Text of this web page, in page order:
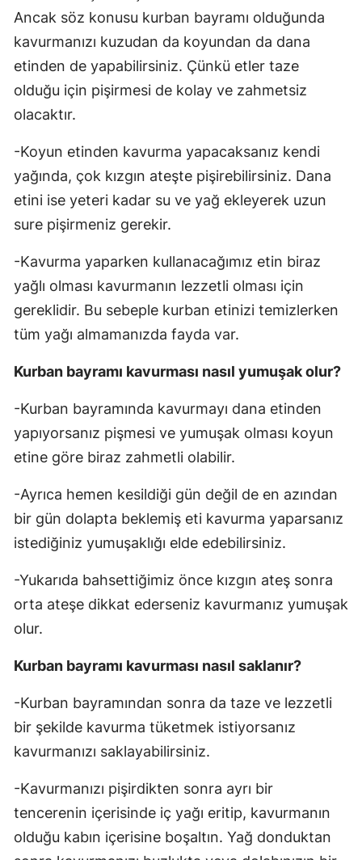
Ancak söz konusu kurban bayramı olduğunda
kavurmanızı kuzudan da koyundan da dana
etinden de yapabilirsiniz. Çünkü etler taze
olduğu için pişirmesi de kolay ve zahmetsiz
olacaktır.
-Koyun etinden kavurma yapacaksanız kendi
yağında, çok kızgın ateşte pişirebilirsiniz. Dana
etini ise yeteri kadar su ve yağ ekleyerek uzun
sure pişirmeniz gerekir.
-Kavurma yaparken kullanacağımız etin biraz
yağlı olması kavurmanın lezzetli olması için
gereklidir. Bu sebeple kurban etinizi temizlerken
tüm yağı almamanızda fayda var.
Kurban bayramı kavurması nasıl yumuşak olur?
-Kurban bayramında kavurmayı dana etinden
yapıyorsanız pişmesi ve yumuşak olması koyun
etine göre biraz zahmetli olabilir.
-Ayrıca hemen kesildiği gün değil de en azından
bir gün dolapta beklemiş eti kavurma yaparsanız
istediğiniz yumuşaklığı elde edebilirsiniz.
-Yukarıda bahsettiğimiz önce kızgın ateş sonra
orta ateşe dikkat ederseniz kavurmanız yumuşak
olur.
Kurban bayramı kavurması nasıl saklanır?
-Kurban bayramından sonra da taze ve lezzetli
bir şekilde kavurma tüketmek istiyorsanız
kavurmanızı saklayabilirsiniz.
-Kavurmanızı pişirdikten sonra ayrı bir
tencerenin içerisinde iç yağı eritip, kavurmanın
olduğu kabın içerisine boşaltın. Yağ donduktan